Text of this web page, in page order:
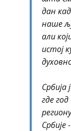
дан
наше
али
истој
Србија
где
Србије